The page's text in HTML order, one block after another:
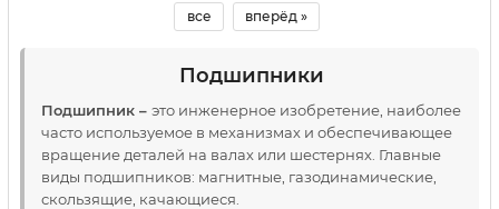
все вперёд »
Подшипники
Подшипник – это инженерное изобретение, наиболее
часто используемое в механизмах и обеспечивающее
вращение деталей на валах или шестернях. Главные
виды подшипников: магнитные, газодинамические,
скользящие, качающиеся.